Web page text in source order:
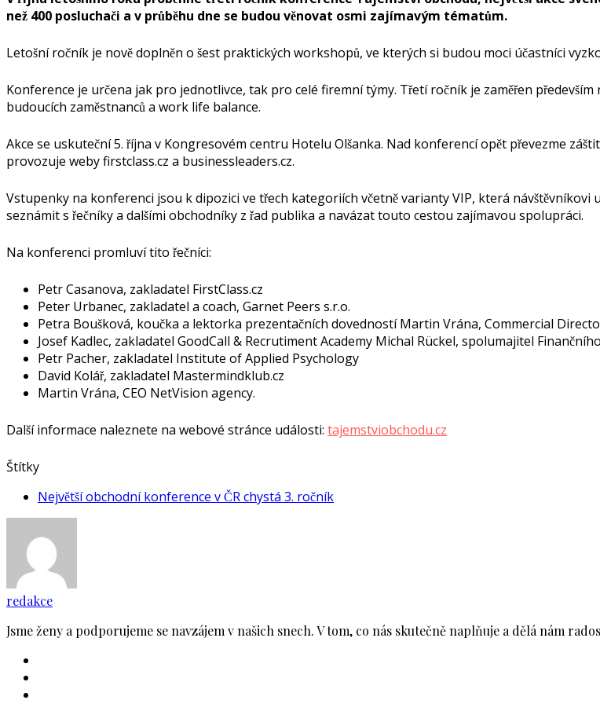
než 400 posluchači a v průběhu dne se budou věnovat osmi zajímavým tématům.
Letošní ročník je nově doplněn o šest praktických workshopů, ve kterých si budou moci účastníci
Konference je určena jak pro jednotlivce, tak pro celé firemní týmy. Třetí ročník je zaměřen
budoucích zaměstnanců a work life balance.
Akce se uskuteční 5. října v Kongresovém centru Hotelu Olšanka. Nad konferencí opět převezme
provozuje weby firstclass.cz a businessleaders.cz.
Vstupenky na konferenci jsou k dipozici ve třech kategoriích včetně varianty VIP, která
seznámit s řečníky a dalšími obchodníky z řad publika a navázat touto cestou zajímavou spolupráci.
Na konferenci promluví tito řečníci:
Petr Casanova, zakladatel FirstClass.cz
Peter Urbanec, zakladatel a coach, Garnet Peers s.r.o.
Petra Boušková, koučka a lektorka prezentačních dovedností Martin Vrána, Commercial
Josef Kadlec, zakladatel GoodCall & Recrutiment Academy Michal Rückel, spolumajitel
Petr Pacher, zakladatel Institute of Applied Psychology
David Kolář, zakladatel Mastermindklub.cz
Martin Vrána, CEO NetVision agency.
Další informace naleznete na webové stránce události: tajemstviobchodu.cz
Štítky
Největší obchodní konference v ČR chystá 3. ročník
redakce
Jsme ženy a podporujeme se navzájem v našich snech. V tom, co nás skutečně naplňuje a dělá nám